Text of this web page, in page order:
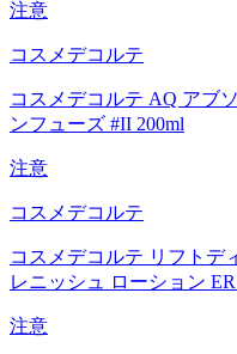
注意
コスメデコルテ
コスメデコルテ AQ アブ
ンフューズ #II 200ml
注意
コスメデコルテ
コスメデコルテ リフトデ
レニッシュ ローション ER
注意